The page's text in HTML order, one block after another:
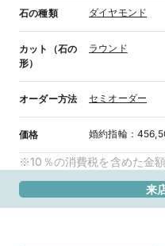
石の種類 ダイヤモンド
カット（石の
形）
ラウンド
オーダー方法 セミオーダー
価格 婚約指輪：
※10％の消費税を含めた金
来